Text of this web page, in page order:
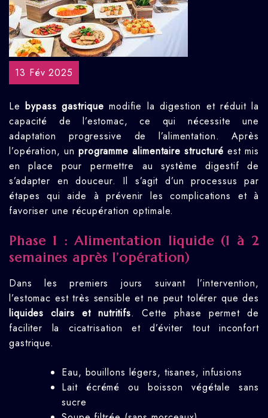
13 Fév 2025
Lebypass gastrique modifie la digestion et réduit la
capacité de l’estomac, ce qui nécessite une
adaptation progressive de l’alimentation. Après
l’opération, un programme alimentaire structuré est mis
en place pour permettre au système digestif de
s’adapter en douceur. Il s’agit d’un processus par
étapes qui aide à prévenir les complications et à
favoriser une récupération optimale.
Phase 1 : Alimentation liquide (1 à 2
semaines après l’opération)
Dans les premiers jours suivant l’intervention,
l’estomac est très sensible et ne peut tolérer que des
liquides clairs et nutritifs. Cette phase permet de
faciliter la cicatrisation et d’éviter tout inconfort
gastrique.
Eau, bouillons légers, tisanes, infusions
Lait écrémé ou boisson végétale sans
sucre